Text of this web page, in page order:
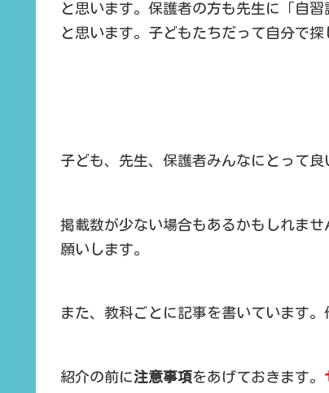
と思います。保護者の方も先生に「自
と思います。子どもたちだって自分で探
子ども、先生、保護者みんなにとって
掲載数が少ない場合もあるかもしれませ
願いします。
また、教科ごとに記事を書いています。
紹介の前に注意事項をあげておきます。